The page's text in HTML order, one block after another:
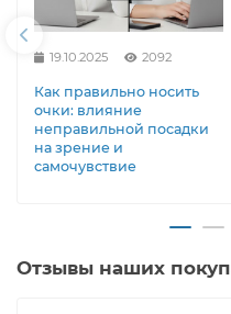
19.10.2025 2092
Как правильно носить
очки: влияние
неправильной посадки
на зрение и
самочувствие
Отзывы наших